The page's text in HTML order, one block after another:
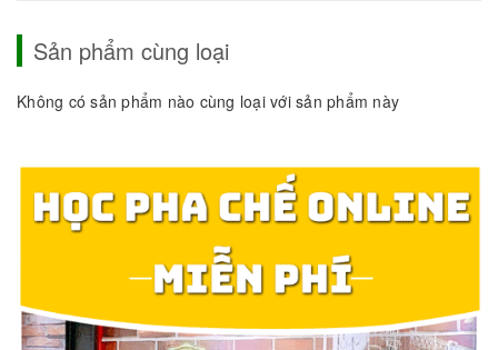
Sản phẩm cùng loại
Không có sản phẩm nào cùng loại với sản phẩm này